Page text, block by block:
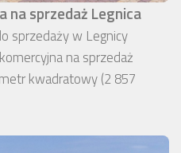
na sprzedaż Legnica
sprzedaży w Legnicy
na sprzedaż
kwadratowy (2 857